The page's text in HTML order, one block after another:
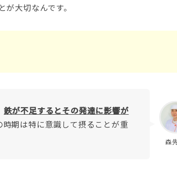
大切なんです。
森
鉄が不足するとその発達に影響が
期は特に意識して摂ることが重